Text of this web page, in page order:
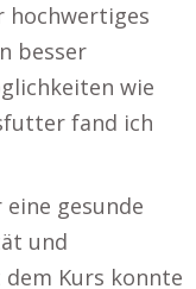
hochwertiges
besser
wie
fand ich
gesunde
und
Kurs konnte